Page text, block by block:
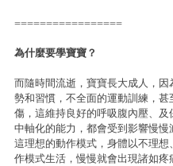
=================
為什麼要學寶寶？
而隨時間流逝，寶寶長大成人，因
勢和習慣，不全面的運動訓練，甚
傷，這維持良好的呼吸腹內壓、及
中軸化的能力，都會受到影響慢慢
這理想的動作模式，身體以不理想
作模式生活，慢慢就會出現諸如疼